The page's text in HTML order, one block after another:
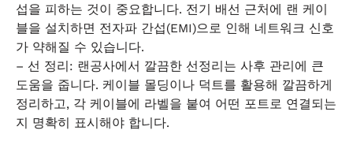
섭을 피하는 것이 중요합니다. 전기 배선 근처에 랜 케이
블을 설치하면 전자파 간섭(EMI)으로 인해 네트워크 신호
가 약해질 수 있습니다.
– 선 정리: 랜공사에서 깔끔한 선정리는 사후 관리에 큰
도움을 줍니다. 케이블 몰딩이나 덕트를 활용해 깔끔하게
정리하고, 각 케이블에 라벨을 붙여 어떤 포트로 연결되는
지 명확히 표시해야 합니다.